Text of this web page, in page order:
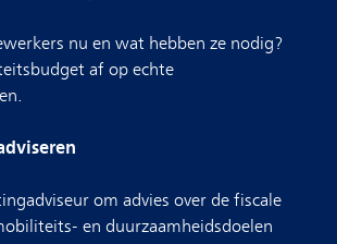
nu en wat hebben ze nodig?
af op echte
om advies over de fiscale
en duurzaamheidsdoelen